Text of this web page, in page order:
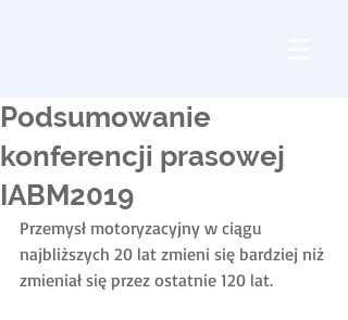
Podsumowanie
konferencji prasowej
IABM2019
Przemysł motoryzacyjny w ciągu
najbliższych 20 lat zmieni się bardziej niż
zmieniał się przez ostatnie 120 lat.